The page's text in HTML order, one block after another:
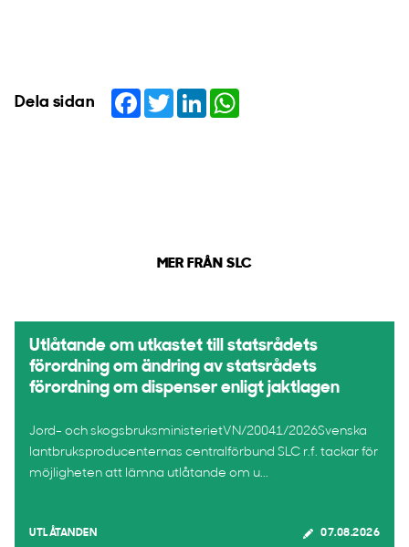
Dela sidan Facebook
TwitterLinkedIn
MER FRÅN SLC
Utlåtande om utkastet till statsrådets
förordning om ändring av statsrådets
förordning om dispenser enligt jaktlagen
Jord- och skogsbruksministerietVN/20041/2026Svenska
lantbruksproducenternas centralförbund SLC r.f. tackar för
möjligheten att lämna utlåtande om u...
UTLÅTANDEN 07.08.2026